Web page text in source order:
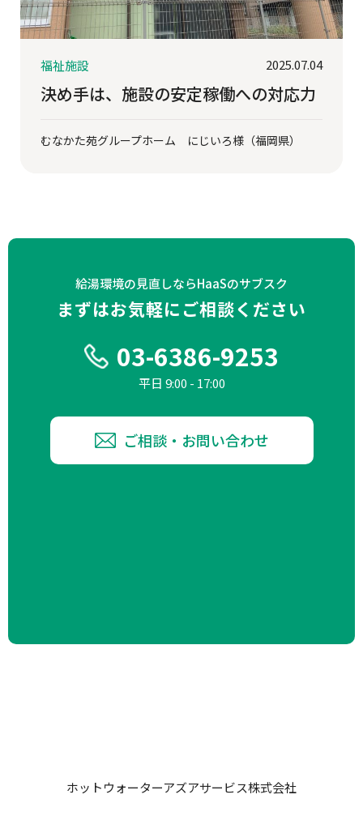
福祉施設 2025.07.04
決め手は、施設の安定稼働への対応力
むなかた苑グループホーム にじいろ様（福岡県）
給湯環境の見直しならHaaSのサブスク
まずはお気軽にご相談ください
03-6386-9253
平日 9:00 - 17:00
ご相談・お問い合わせ
ホットウォーターアズアサービス株式会社